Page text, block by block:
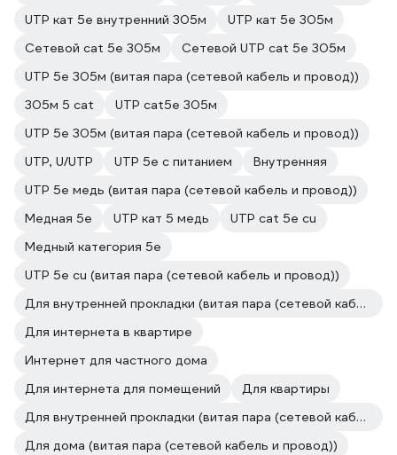
UTP кат 5e внутренний 305м
UTP кат 5е 305м
Сетевой cat 5e 305м
Сетевой UTP cat 5e 305м
UTP 5e 305м (витая пара (сетевой кабель и провод))
305м 5 cat
UTP cat5e 305м
UTP 5e 305м (витая пара (сетевой кабель и провод))
UTP, U/UTP
UTP 5e с питанием
Внутренняя
UTP 5e медь (витая пара (сетевой кабель и провод))
Медная 5e
UTP кат 5 медь
UTP cat 5e cu
Медный категория 5е
UTP 5e cu (витая пара (сетевой кабель и провод))
Для внутренней прокладки (витая пара (сетевой кабель и провод))
Для интернета в квартире
Интернет для частного дома
Для интернета для помещений
Для квартиры
Для внутренней прокладки (витая пара (сетевой кабель и провод))
Для дома (витая пара (сетевой кабель и провод))